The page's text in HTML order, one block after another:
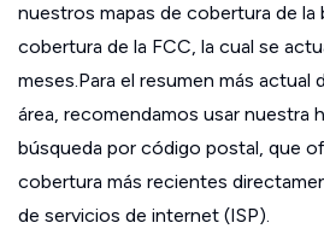
nuestros mapas de cobertura de la
cobertura de la FCC, la cual se
meses.Para el resumen más actual
área, recomendamos usar nuestra
búsqueda por código postal, que
cobertura más recientes
de servicios de internet (ISP).